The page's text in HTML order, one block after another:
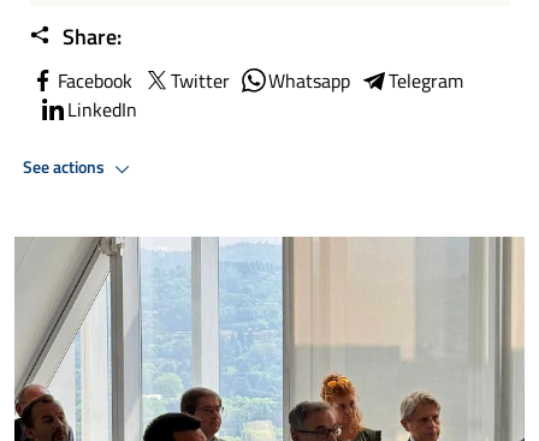
Share:
Facebook Twitter Whatsapp
Telegram
LinkedIn
See actions